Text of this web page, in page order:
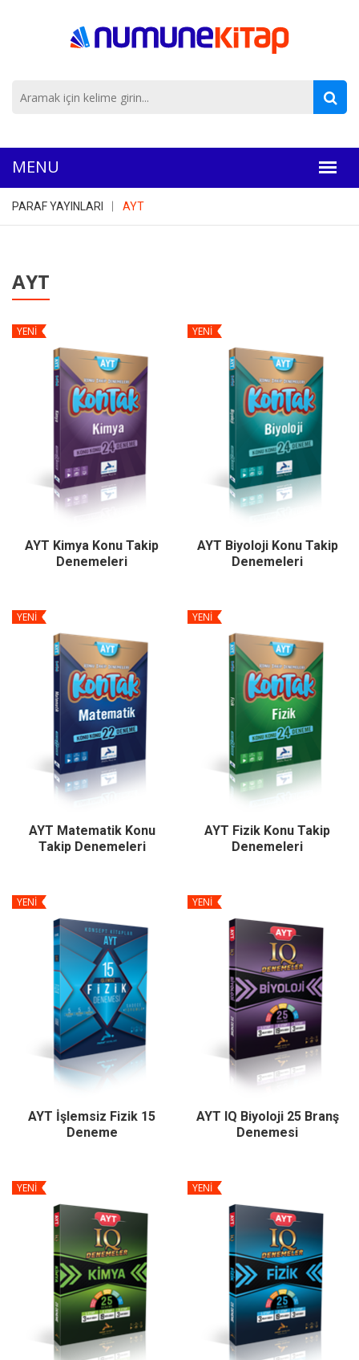
PARAF YAYINLARI AYT
AYT
YENİ
AYT Kimya Konu Takip
Denemeleri
YENİ
AYT Biyoloji Konu Takip
Denemeleri
YENİ
AYT Matematik Konu
Takip Denemeleri
YENİ
AYT Fizik Konu Takip
Denemeleri
YENİ
AYT İşlemsiz Fizik 15
Deneme
YENİ
AYT IQ Biyoloji 25 Branş
Denemesi
YENİ YENİ